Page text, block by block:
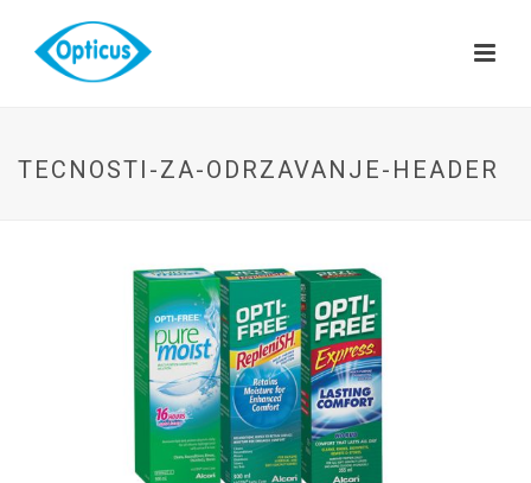
TECNOSTI-ZA-ODRZAVANJE-HEADER